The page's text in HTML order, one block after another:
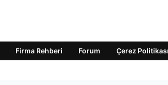
Firma Rehberi Forum Çerez Politikası